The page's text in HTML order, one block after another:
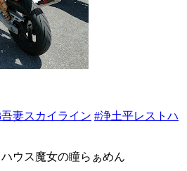
妻スカイライン #浄土平レストハ
ウス魔女の瞳らぁめん